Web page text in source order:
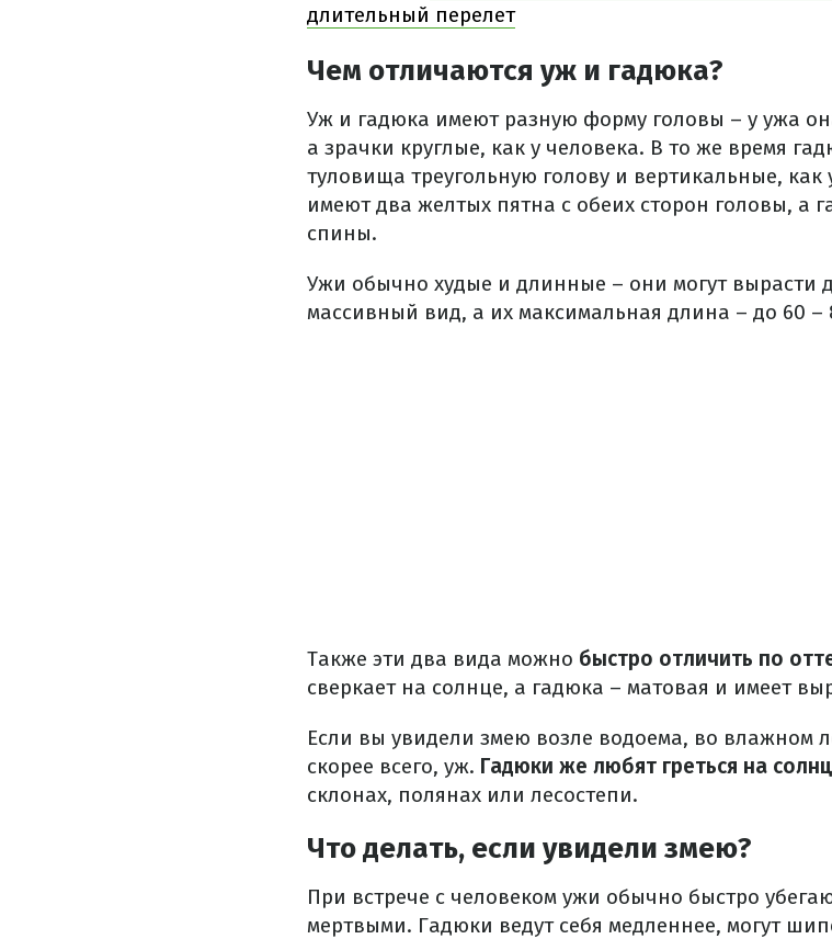
длительный перелет
Чем отличаются уж и гадюка?
Уж и гадюка имеют разную форму головы – у ужа
а зрачки круглые, как у человека. В то же время
туловища треугольную голову и вертикальные, как
имеют два желтых пятна с обеих сторон головы, а
спины.
Ужи обычно худые и длинные – они могут вырасти
массивный вид, а их максимальная длина – до 60 –
Также эти два вида можно быстро отличить по
сверкает на солнце, а гадюка – матовая и имеет
Если вы увидели змею возле водоема, во влажном
скорее всего, уж. Гадюки же любят греться на
склонах, полянах или лесостепи.
Что делать, если увидели змею?
При встрече с человеком ужи обычно быстро
мертвыми. Гадюки ведут себя медленнее, могут